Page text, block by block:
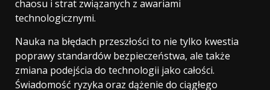
chaosu i strat związanych z awariami
technologicznymi.
Nauka na błędach przeszłości to nie tylko kwestia
poprawy standardów bezpieczeństwa, ale także
zmiana podejścia do technologii jako całości.
Świadomość ryzyka oraz dążenie do ciągłego